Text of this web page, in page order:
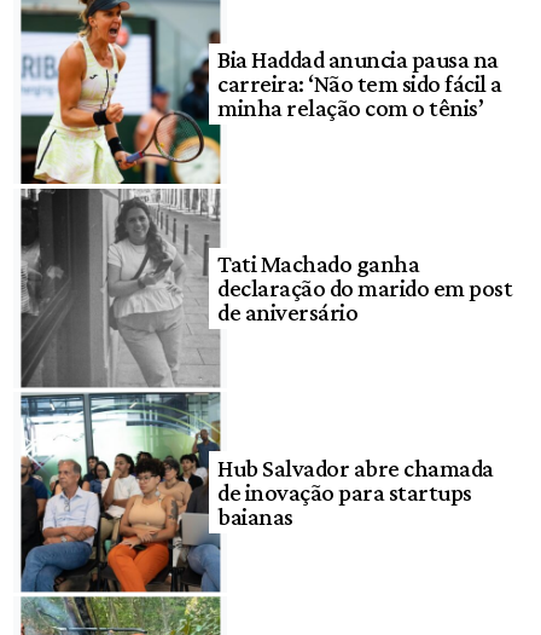
Bia Haddad anuncia pausa na
carreira: ‘Não tem sido fácil a
minha relação com o tênis’
Tati Machado ganha
declaração do marido em post
de aniversário
Hub Salvador abre chamada
de inovação para startups
baianas